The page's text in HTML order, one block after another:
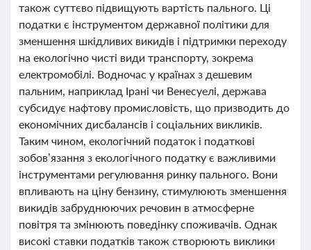
також суттєво підвищують вартість пального. Ці
податки є інструментом державної політики для
зменшення шкідливих викидів і підтримки переходу
на екологічно чисті види транспорту, зокрема
електромобілі. Водночас у країнах з дешевим
пальним, наприклад Ірані чи Венесуелі, держава
субсидує нафтову промисловість, що призводить до
економічних дисбалансів і соціальних викликів.
Таким чином, екологічний податок і податкові
зобов’язання з екологічного податку є важливими
інструментами регулювання ринку пального. Вони
впливають на ціну бензину, стимулюють зменшення
викидів забруднюючих речовин в атмосферне
повітря та змінюють поведінку споживачів. Однак
високі ставки податків також створюють виклики